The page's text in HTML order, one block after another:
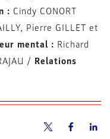
: Cindy CONORT
Pierre GILLET et
mental : Richard
/ Relations